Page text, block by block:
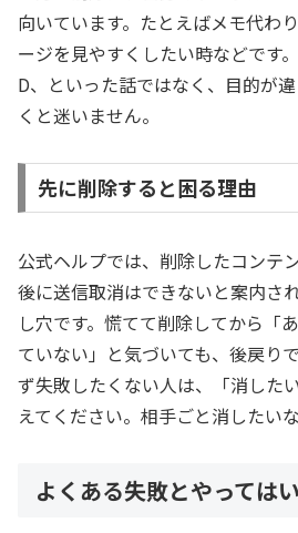
向いています。たとえばメモ代わ
ージを見やすくしたい時などです
D、といった話ではなく、目的が
くと迷いません。
先に削除すると困る理由
公式ヘルプでは、削除したコンテ
後に送信取消はできないと案内さ
し穴です。慌てて削除してから「
ていない」と気づいても、後戻り
ず失敗したくない人は、「消した
えてください。相手ごと消したい
よくある失敗とやっては